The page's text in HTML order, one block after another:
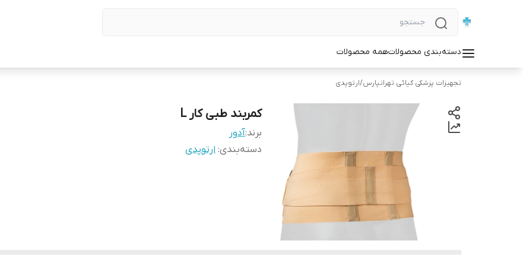
دسته‌بندی محصولاتهمه محصولات
تجهیزات پزشکی کیائی تهرانپارس/ارتوپدی
کمربند طبی کار L
برند:آدور
دسته‌بندی: ارتوپدی